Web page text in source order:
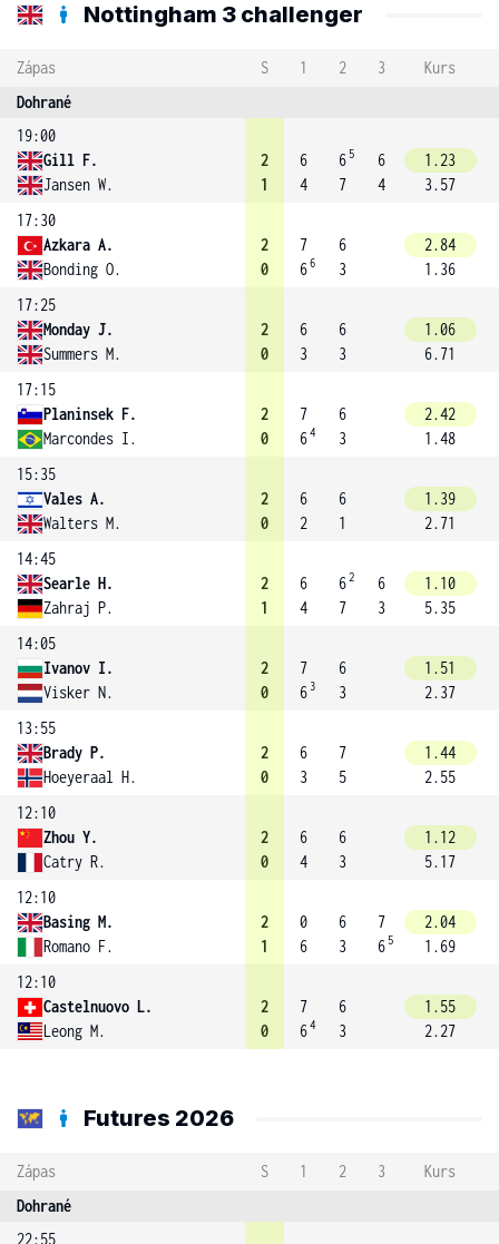
Nottingham 3 challenger
Zápas S 1 2 3
Kurs
Dohrané
19:00
Gill F.
Jansen W.
2
1
6
4
6 5
7
6
4
1.23
3.57
17:30
Azkara A.
Bonding O.
2
0
7
66
6
3
2.84
1.36
17:25
Monday J.
Summers M.
2
0
6
3
6
3
1.06
6.71
17:15
Planinsek F.
Marcondes I.
2
0
7
64
6
3
2.42
1.48
15:35
Vales A.
Walters M.
2
0
6
2
6
1
1.39
2.71
14:45
Searle H.
Zahraj P.
2
1
6
4
62
7
6
3
1.10
5.35
14:05
Ivanov I.
Visker N.
2
0
7
6 3
6
3
1.51
2.37
13:55
Brady P.
Hoeyeraal H.
2
0
6
3
7
5
1.44
2.55
12:10
Zhou Y.
Catry R.
2
0
6
4
6
3
1.12
5.17
12:10
Basing M.
Romano F.
2
1
0
6
6
3
7
6 5
2.04
1.69
12:10
Castelnuovo L.
Leong M.
2
0
7
64
6
3
1.55
2.27
Futures 2026
Zápas S 1 2 3
Kurs
Dohrané
22:55